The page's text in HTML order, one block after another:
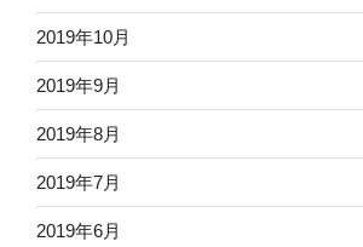
2019年10月
2019年9月
2019年8月
2019年7月
2019年6月